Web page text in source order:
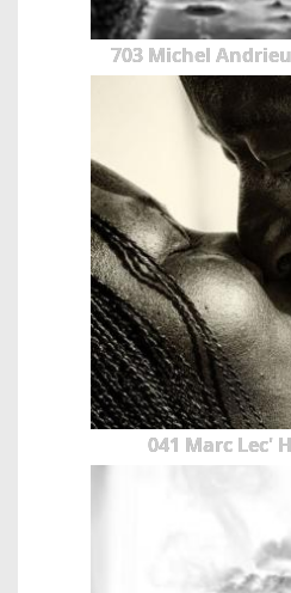
703 Michel
041 Marc Lec'